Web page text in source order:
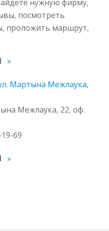
нужную фирму,
посмотреть
проложить маршрут,
»
Мартына Межлаука,
Межлаука, 22, оф.
69
»